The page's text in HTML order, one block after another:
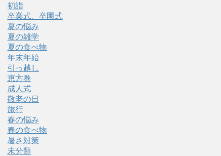
初詣
卒業式、卒園式
夏の悩み
夏の雑学
夏の食べ物
年末年始
引っ越し
恵方巻
成人式
敬老の日
旅行
春の悩み
春の食べ物
暑さ対策
未分類